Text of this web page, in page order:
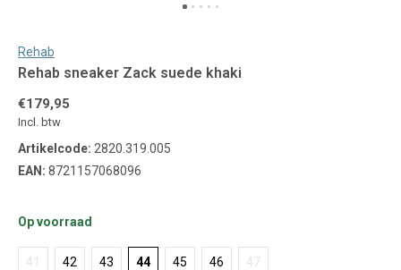
Rehab
Rehab sneaker Zack suede khaki
€179,95
Incl. btw
Artikelcode: 2820.319.005
EAN: 8721157068096
Op voorraad
41 42 43 44 45 46 47